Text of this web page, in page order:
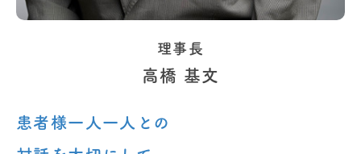
患者様一人一人との
理事長
高橋 基文